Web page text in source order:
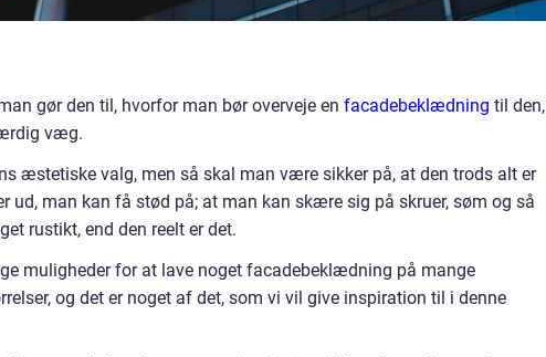
gør den til, hvorfor man bør overveje en facadebeklædning til den,
væg.
æstetiske valg, men så skal man være sikker på, at den trods alt er
ud, man kan få stød på; at man kan skære sig på skruer, søm og så
rustikt, end den reelt er det.
muligheder for at lave noget facadebeklædning på mange
og det er noget af det, som vi vil give inspiration til i denne